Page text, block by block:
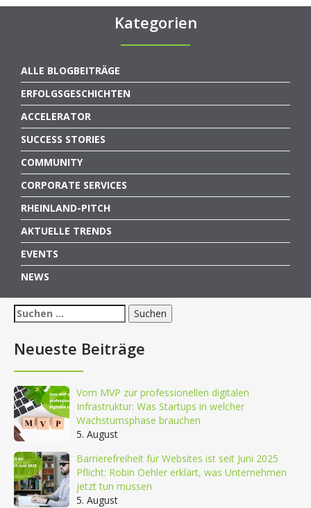
Kategorien
ALLE BLOGBEITRÄGE
ERFOLGSGESCHICHTEN
ACCELERATOR
SUCCESS STORIES
COMMUNITY
CORPORATE SERVICES
RHEINLAND-PITCH
AKTUELLE TRENDS
EVENTS
NEWS
Suchen
nach:
Neueste Beiträge
Vom MVP zur professionellen digitalen
Infrastruktur: Was Startups in welcher
Wachstumsphase brauchen
5. August
Barrierefreiheit für Websites ist seit Juni 2025
Pflicht: Robin Oehler erklärt, was Unternehmen
jetzt tun müssen
5. August